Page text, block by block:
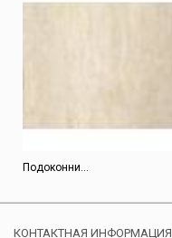
Подоконни...
КОНТАКТНАЯ ИНФОРМАЦИЯ